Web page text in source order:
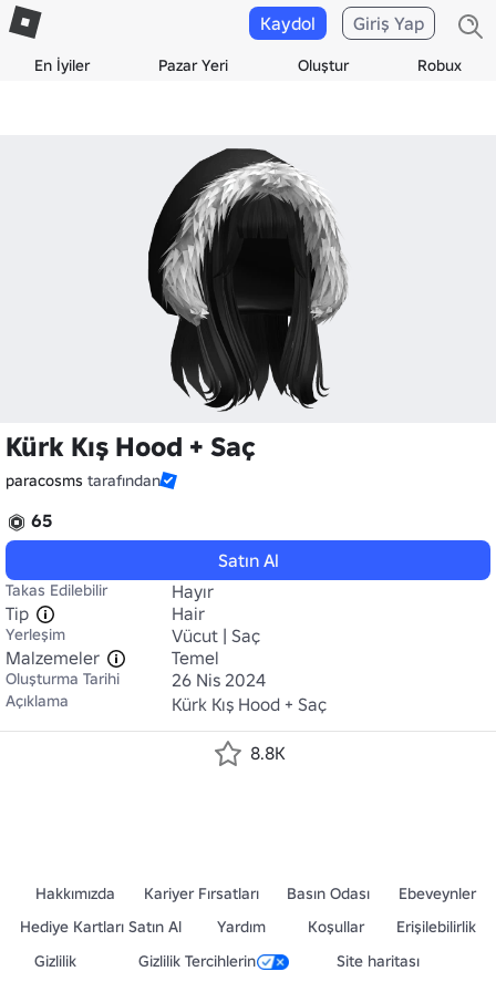
En İyiler Pazar Yeri Oluştur Robux
Kaydol Giriş Yap
Kürk Kış Hood + Saç
paracosms tarafından
65
Satın Al
Takas Edilebilir
Hayır
Tip
Hair
Yerleşim
Vücut | Saç
Malzemeler
Temel
Oluşturma Tarihi 26 Nis 2024
Açıklama Kürk Kış Hood + Saç
8.8K
Hakkımızda Kariyer Fırsatları Basın Odası
Ebeveynler
Hediye Kartları Satın Al
Yardım Koşullar
Erişilebilirlik
Gizlilik
Gizlilik Tercihlerin Site haritası